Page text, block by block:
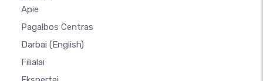
Apie
Pagalbos Centras
Darbai (English)
Filialai